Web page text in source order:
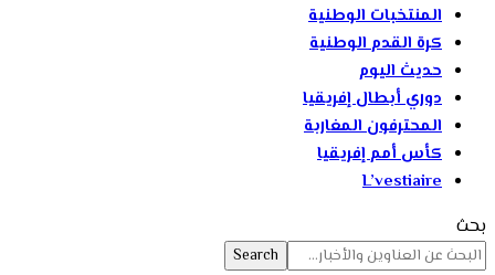
المنتخبات الوطنية
كرة القدم الوطنية
حديث اليوم
دوري أبطال إفريقيا
المحترفون المغاربة
كأس أمم إفريقيا
L’vestiaire
بحث